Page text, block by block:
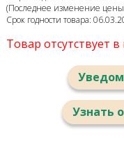
(Последнее изменение
Срок годности товара:
Товар отсутствует
Узнать